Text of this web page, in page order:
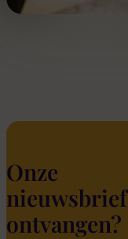
Onze
nieuwsbrief
ontvangen?